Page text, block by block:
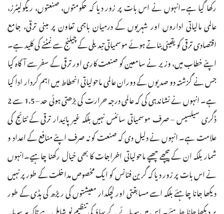
رکھا گیا ہے۔انہوں نے اس بات پر زور دیا کہ حکومتوں، صنعتوں، ریگولیٹرز،
عالمی مالیاتی اداروں اور شہریوں کے درمیان باہمی تعاون پر مبنی ترقی، جامع
اقتصادی ترقی کو یقینی بناتے ہوئے موسمیاتی تبدیلی کے چیلنج سے نمٹنے کی کلید ہے۔
اپنے خطاب میں، وزیر نے سامعین کو صنعت کاری اور ترقی کے سفر سے آگاہ کیا
جس نے گزشتہ دو صدیوں کے دوران عالمی ماحولیاتی انحطاط میں اہم کردار ادا کیا
ہے۔ انہوں نے نشاندہی کی کہ عالمی درجہ حرارت کی بڑھتی ہوئی حد – 1.5 سے 2
ڈگری سیلسیس – صرف موسمیاتی سائنس نہیں بلکہ غیر پائیدار ترقی کے نتائج کی
علامت ہے۔ انہوں نے دلیل دی کہ صنعت کو نہ صرف اپنے منافع کے اعداد و
شمار بلکہ ان کے پیچھے چھپے ماحولیاتی اخراجات کا بھی خیال رکھنا چاہیے۔انہوں
نے اس بات پر زور دیا کہ گرین فنانس کو ایک مخصوص مداخلت کے طور پر نہیں
دیکھا جانا چاہئے بلکہ اسے مسابقتی اور لچکدار معیشتوں کی ریڑھ کی ہڈی کے طور
پر دیکھا جانا چاہئے۔ اس میں سرمائے کے بہاؤ کی تنظیم نو شامل ہے تاکہ ہر سرمایہ